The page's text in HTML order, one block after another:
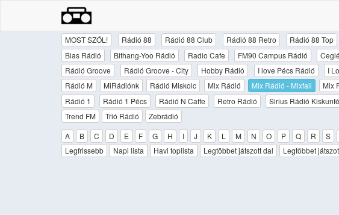
MOST SZÓL! Rádió 88 Rádió 88 Club Rádió 88 Retro Rádió 88 Top
Bias Rádió
Bithang-Yoo Rádió Radio Cafe FM90 Campus Rádió
Rádió Groove
Rádió Groove - City Hobby Rádió I love Pécs Rádió I
Rádió M
MiRádiónk Rádió Miskolc Mix Rádió Mix Rádió - Mixfall Mix
Rádió 1
Rádió 1 Pécs Rádió N Caffe Retro Rádió Sirius Rádió
Trend FM
Trió Rádió
Zebrádió
A
B C D E F G H I J K L M N O P Q R S
Legfrissebb
Napi lista Havi toplista Legtöbbet játszott dal Legtöbbet